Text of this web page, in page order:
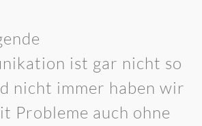
ist gar nicht so
nicht immer haben wir
Probleme auch ohne